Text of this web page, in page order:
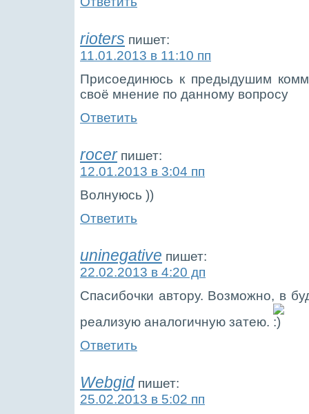
rioters пишет:
11.01.2013 в 11:10 пп
Присоединюсь к предыдушим
своё мнение по данному вопросу
Ответить
rocer пишет:
12.01.2013 в 3:04 пп
Волнуюсь ))
Ответить
uninegative пишет:
22.02.2013 в 4:20 дп
Спасибочки автору. Возможно, в
реализую аналогичную затею.
Ответить
Webgid пишет:
25.02.2013 в 5:02 пп